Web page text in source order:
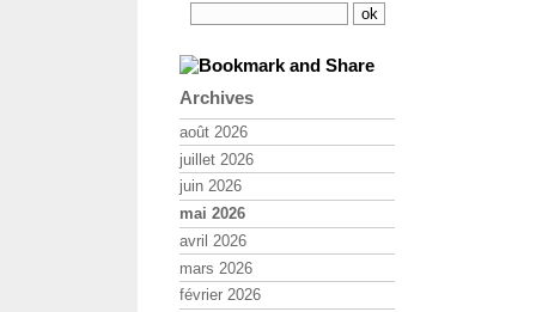
Archives
août 2026
juillet 2026
juin 2026
mai 2026
avril 2026
mars 2026
février 2026